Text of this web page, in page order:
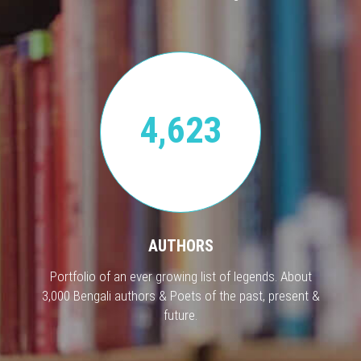
4,623
AUTHORS
Portfolio of an ever growing list of legends. About
3,000 Bengali authors & Poets of the past, present &
future.